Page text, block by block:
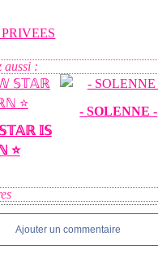
aussi :
𝕀𝕊
⭐️
- SOLENNE -
Ajouter un commentaire